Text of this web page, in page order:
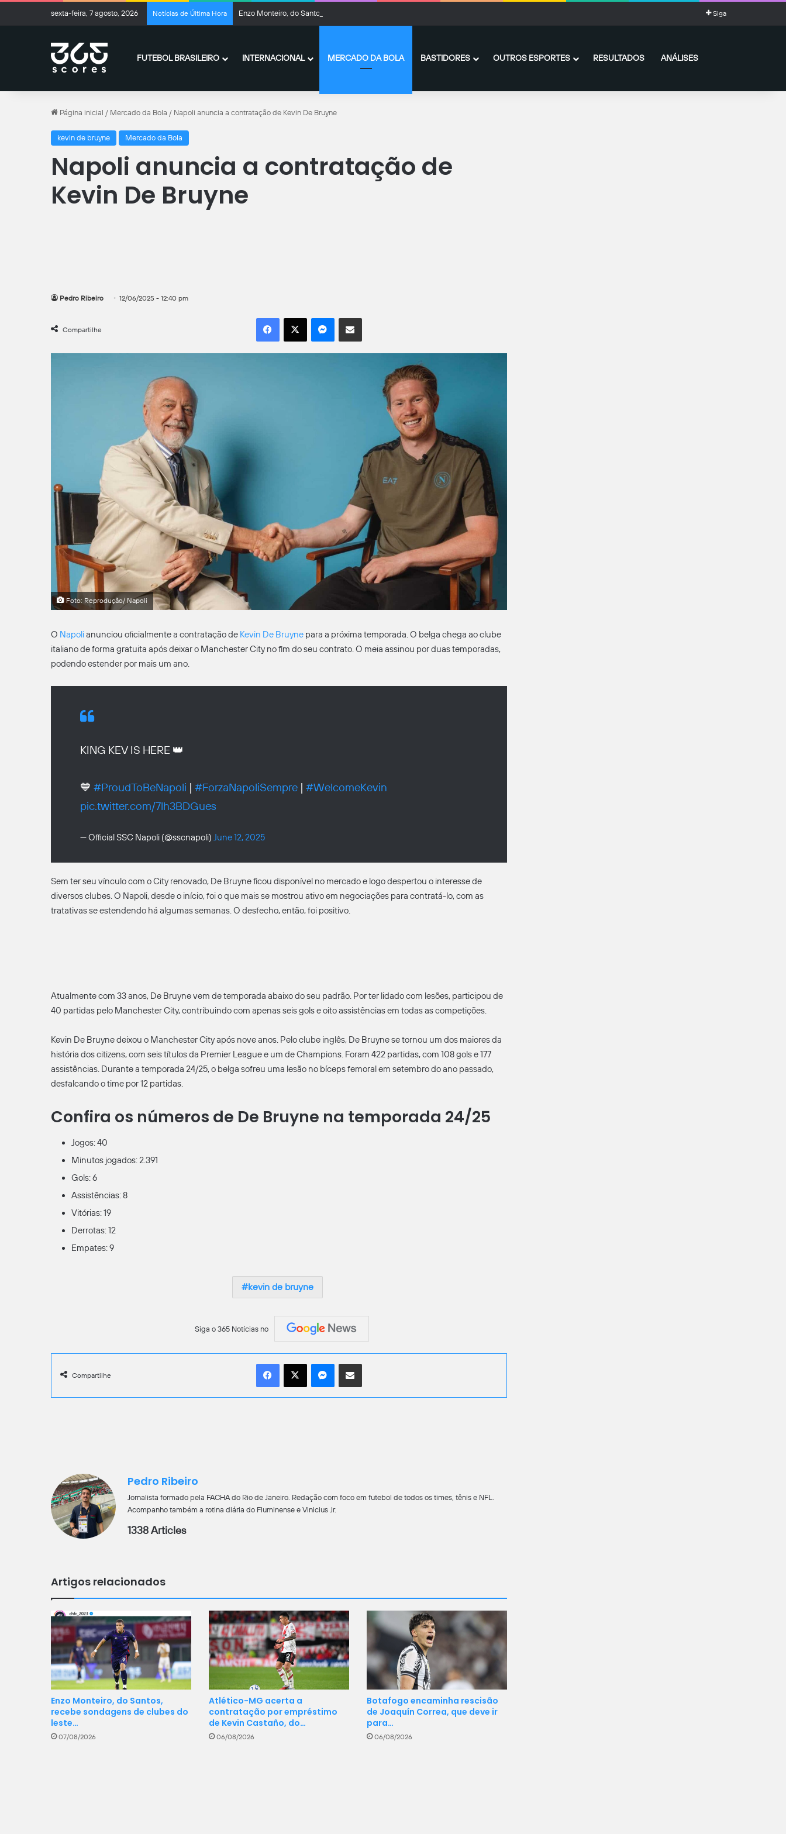
sexta-feira, 7 agosto, 2026 Notícias de Última Hora Enzo Monteiro, do Santos, recebe sondagens de clubes do leste europeu e da Série B Siga
FUTEBOL BRASILEIRO INTERNACIONAL MERCADO DA BOLA BASTIDORES OUTROS ESPORTES RESULTADOS ANÁLISES
Página inicial / Mercado da Bola / Napoli anuncia a contratação de Kevin De Bruyne
kevin de bruyne Mercado da Bola
Napoli anuncia a contratação de
Kevin De Bruyne
Pedro Ribeiro 12/06/2025 - 12:40 pm
Compartilhe
Facebook
X MessengerCompartilhar por e-mail
Foto: Reprodução/ Napoli
O Napolianunciou oficialmente a contratação de Kevin De Bruyne para a próxima temporada. O belga chega ao clube
italiano de forma gratuita após deixar o Manchester City no fim do seu contrato. O meia assinou por duas temporadas,
podendo estender por mais um ano.
KING KEV IS HERE 👑
💙 #ProudToBeNapoli | #ForzaNapoliSempre | #WelcomeKevin
pic.twitter.com/7lh3BDGues
— Official SSC Napoli (@sscnapoli) June 12, 2025
Sem ter seu vínculo com o City renovado, De Bruyne ficou disponível no mercado e logo despertou o interesse de
diversos clubes. O Napoli, desde o início, foi o que mais se mostrou ativo em negociações para contratá-lo, com as
tratativas se estendendo há algumas semanas. O desfecho, então, foi positivo.
Atualmente com 33 anos, De Bruyne vem de temporada abaixo do seu padrão. Por ter lidado com lesões, participou de
40 partidas pelo Manchester City, contribuindo com apenas seis gols e oito assistências em todas as competições.
Kevin De Bruyne deixou o Manchester City após nove anos. Pelo clube inglês, De Bruyne se tornou um dos maiores da
história dos citizens, com seis títulos da Premier League e um de Champions. Foram 422 partidas, com 108 gols e 177
assistências. Durante a temporada 24/25, o belga sofreu uma lesão no bíceps femoral em setembro do ano passado,
desfalcando o time por 12 partidas.
Confira os números de De Bruyne na temporada 24/25
Jogos: 40
Minutos jogados: 2.391
Gols: 6
Assistências: 8
Vitórias: 19
Derrotas: 12
Empates: 9
kevin de bruyne
Siga o 365 Notícias no
Compartilhe
Facebook
X MessengerCompartilhar por e-mail
Pedro Ribeiro
Jornalista formado pela FACHA do Rio de Janeiro. Redação com foco em futebol de todos os times, tênis e NFL.
Acompanho também a rotina diária do Fluminense e Vinicius Jr.
1338 Articles
Artigos relacionados
Enzo Monteiro, do Santos,
recebe sondagens de clubes do
leste…
07/08/2026
Atlético-MG acerta a
contratação por empréstimo
de Kevin Castaño, do…
06/08/2026
Botafogo encaminha rescisão
de Joaquín Correa, que deve ir
para…
06/08/2026